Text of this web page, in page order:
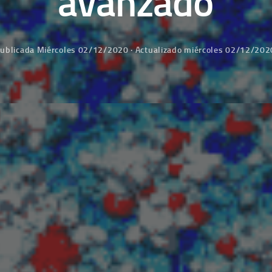
Miércoles 02/12/2020· Actualizadomiércoles 02/12/